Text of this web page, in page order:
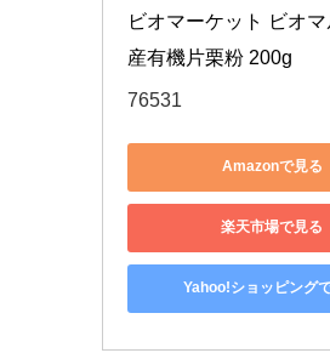
ビオマーケット ビオ
産有機片栗粉 200g
76531
Amazonで見る
楽天市場で見る
Yahoo!ショッピング